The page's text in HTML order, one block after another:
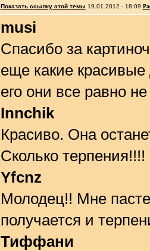
Показать ссылку этой темы 19.01.2012 - 18:09
musi
Спасибо за
еще какие
его они все равно
Innchik
Красиво. Она
Сколько
Yfcnz
Молодец!! Мне
получается и
Тиффани